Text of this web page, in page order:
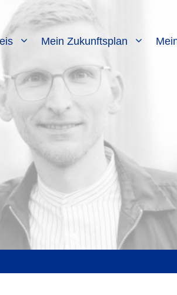
Mein Zukunftsplan